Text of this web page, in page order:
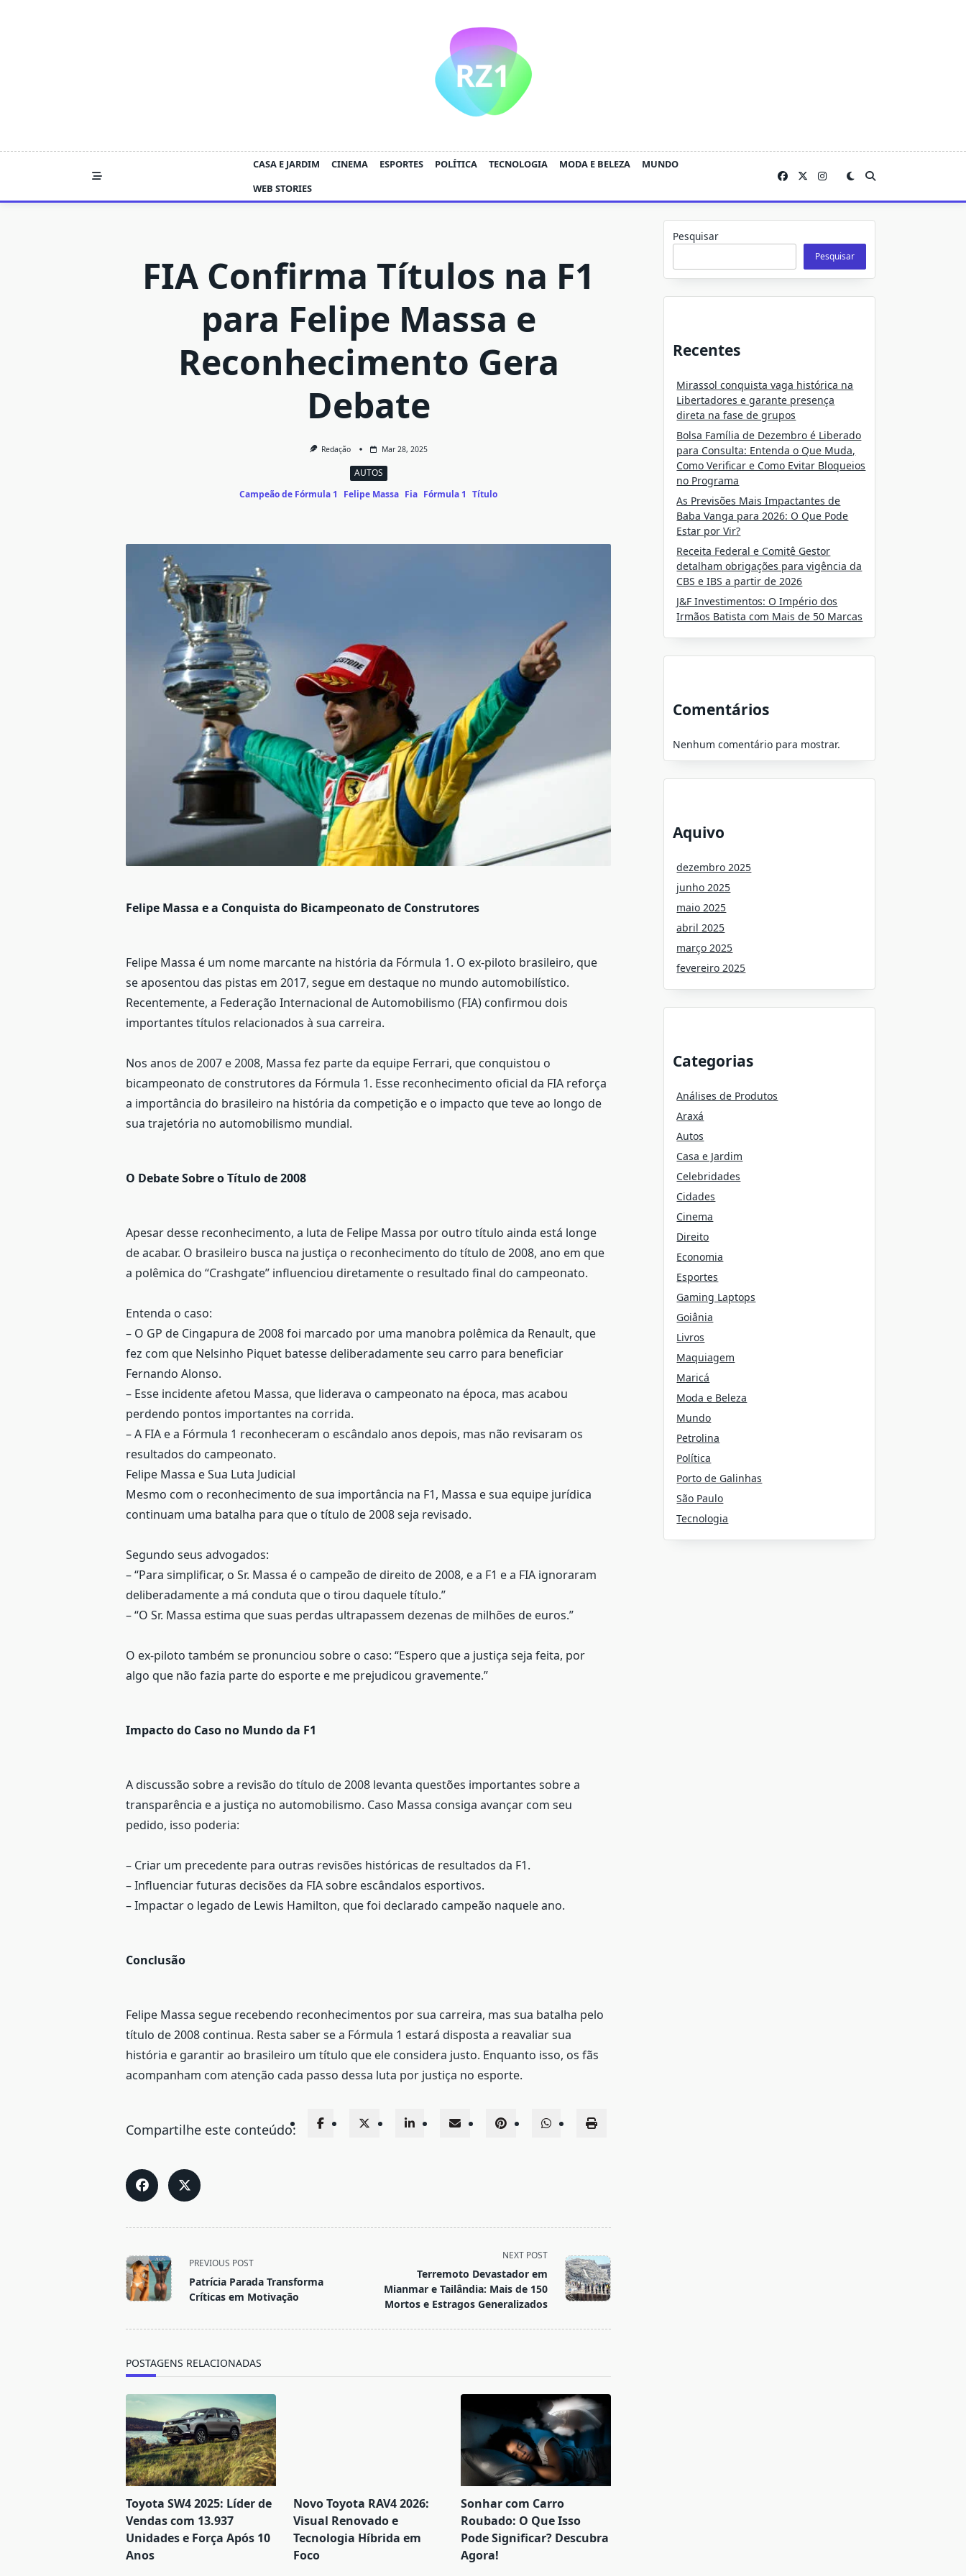
CASA E JARDIM CINEMA ESPORTES POLÍTICA TECNOLOGIA MODA E BELEZA
MUNDO
WEB STORIES
FIA Confirma Títulos na F1
para Felipe Massa e
Reconhecimento Gera
Debate
Redação Mar 28, 2025
AUTOS
Campeão de Fórmula 1
Felipe Massa Fia Fórmula 1 Título
Felipe Massa e a Conquista do Bicampeonato de Construtores
Felipe Massa é um nome marcante na história da Fórmula 1. O ex-piloto brasileiro, que
se aposentou das pistas em 2017, segue em destaque no mundo automobilístico.
Recentemente, a Federação Internacional de Automobilismo (FIA) confirmou dois
importantes títulos relacionados à sua carreira.
Nos anos de 2007 e 2008, Massa fez parte da equipe Ferrari, que conquistou o
bicampeonato de construtores da Fórmula 1. Esse reconhecimento oficial da FIA reforça
a importância do brasileiro na história da competição e o impacto que teve ao longo de
sua trajetória no automobilismo mundial.
O Debate Sobre o Título de 2008
Apesar desse reconhecimento, a luta de Felipe Massa por outro título ainda está longe
de acabar. O brasileiro busca na justiça o reconhecimento do título de 2008, ano em que
a polêmica do “Crashgate” influenciou diretamente o resultado final do campeonato.
Entenda o caso:
– O GP de Cingapura de 2008 foi marcado por uma manobra polêmica da Renault, que
fez com que Nelsinho Piquet batesse deliberadamente seu carro para beneficiar
Fernando Alonso.
– Esse incidente afetou Massa, que liderava o campeonato na época, mas acabou
perdendo pontos importantes na corrida.
– A FIA e a Fórmula 1 reconheceram o escândalo anos depois, mas não revisaram os
resultados do campeonato.
Felipe Massa e Sua Luta Judicial
Mesmo com o reconhecimento de sua importância na F1, Massa e sua equipe jurídica
continuam uma batalha para que o título de 2008 seja revisado.
Segundo seus advogados:
– “Para simplificar, o Sr. Massa é o campeão de direito de 2008, e a F1 e a FIA ignoraram
deliberadamente a má conduta que o tirou daquele título.”
– “O Sr. Massa estima que suas perdas ultrapassem dezenas de milhões de euros.”
O ex-piloto também se pronunciou sobre o caso: “Espero que a justiça seja feita, por
algo que não fazia parte do esporte e me prejudicou gravemente.”
Impacto do Caso no Mundo da F1
A discussão sobre a revisão do título de 2008 levanta questões importantes sobre a
transparência e a justiça no automobilismo. Caso Massa consiga avançar com seu
pedido, isso poderia:
– Criar um precedente para outras revisões históricas de resultados da F1.
– Influenciar futuras decisões da FIA sobre escândalos esportivos.
– Impactar o legado de Lewis Hamilton, que foi declarado campeão naquele ano.
Conclusão
Felipe Massa segue recebendo reconhecimentos por sua carreira, mas sua batalha pelo
título de 2008 continua. Resta saber se a Fórmula 1 estará disposta a reavaliar sua
história e garantir ao brasileiro um título que ele considera justo. Enquanto isso, os fãs
acompanham com atenção cada passo dessa luta por justiça no esporte.
Compartilhe este conteúdo:
<span
class="nav-
subtitle
screen-
PREVIOUS POST
Patrícia Parada Transforma
Críticas em Motivação
NEXT POST
Terremoto Devastador em
Mianmar e Tailândia: Mais de 150
Mortos e Estragos Generalizados
POSTAGENS RELACIONADAS
Toyota SW4 2025: Líder de
Vendas com 13.937
Unidades e Força Após 10
Anos
Novo Toyota RAV4 2026:
Visual Renovado e
Tecnologia Híbrida em
Foco
Sonhar com Carro
Roubado: O Que Isso
Pode Significar? Descubra
Agora!
Pesquisar
Pesquisar
Recentes
Mirassol conquista vaga histórica na
Libertadores e garante presença
direta na fase de grupos
Bolsa Família de Dezembro é Liberado
para Consulta: Entenda o Que Muda,
Como Verificar e Como Evitar Bloqueios
no Programa
As Previsões Mais Impactantes de
Baba Vanga para 2026: O Que Pode
Estar por Vir?
Receita Federal e Comitê Gestor
detalham obrigações para vigência da
CBS e IBS a partir de 2026
J&F Investimentos: O Império dos
Irmãos Batista com Mais de 50 Marcas
Comentários
Nenhum comentário para mostrar.
Aquivo
dezembro 2025
junho 2025
maio 2025
abril 2025
março 2025
fevereiro 2025
Categorias
Análises de Produtos
Araxá
Autos
Casa e Jardim
Celebridades
Cidades
Cinema
Direito
Economia
Esportes
Gaming Laptops
Goiânia
Livros
Maquiagem
Maricá
Moda e Beleza
Mundo
Petrolina
Política
Porto de Galinhas
São Paulo
Tecnologia